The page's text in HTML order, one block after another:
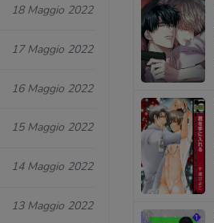
18 Maggio 2022
17 Maggio 2022
16 Maggio 2022
15 Maggio 2022
14 Maggio 2022
13 Maggio 2022